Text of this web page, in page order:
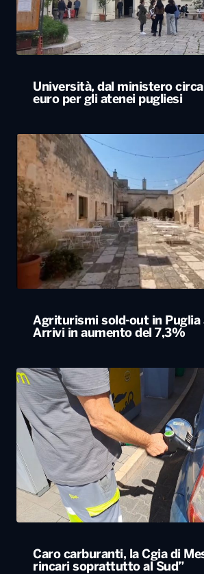
Università, dal ministero
euro per gli atenei pugliesi
Agriturismi sold-out in Puglia
Arrivi in aumento del 7,3%
Caro carburanti, la Cgia di
rincari soprattutto al Sud”